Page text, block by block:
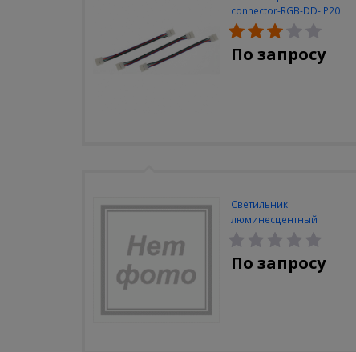
connector-RGB-DD-IP20
(3шт/уп)
По запросу
Светильник
люминесцентный
Navigator NEL-A2-E130-T4-
840/WH
По запросу